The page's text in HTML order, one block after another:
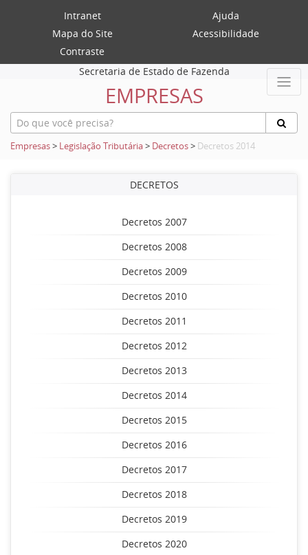
Intranet
Ajuda
Mapa do Site
Acessibilidade
Contraste
Secretaria de Estado de Fazenda
EMPRESAS
Empresas> Legislação Tributária> Decretos> Decretos 2014
DECRETOS
Decretos 2007
Decretos 2008
Decretos 2009
Decretos 2010
Decretos 2011
Decretos 2012
Decretos 2013
Decretos 2014
Decretos 2015
Decretos 2016
Decretos 2017
Decretos 2018
Decretos 2019
Decretos 2020